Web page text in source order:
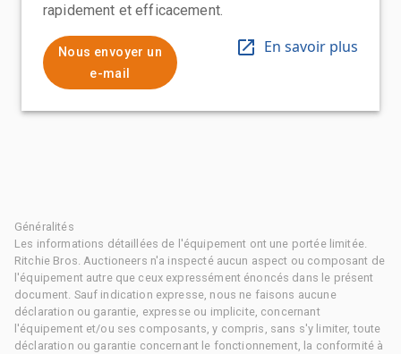
rapidement et efficacement.
Nous envoyer un
e-mail
En savoir plus
Généralités
Les informations détaillées de l'équipement ont une portée limitée.
Ritchie Bros. Auctioneers n'a inspecté aucun aspect ou composant de
l'équipement autre que ceux expressément énoncés dans le présent
document. Sauf indication expresse, nous ne faisons aucune
déclaration ou garantie, expresse ou implicite, concernant
l'équipement et/ou ses composants, y compris, sans s'y limiter, toute
déclaration ou garantie concernant le fonctionnement, la conformité à